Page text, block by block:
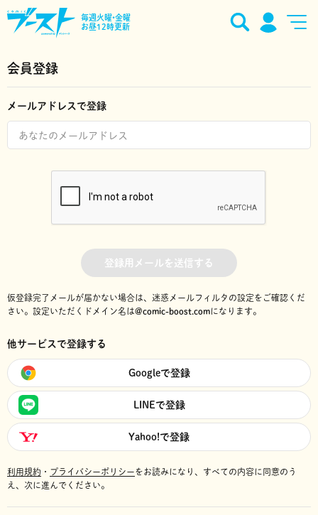
毎週火曜•金曜
お昼12時更新
会員登録
メールアドレスで登録
登録用メールを送信する
仮登録完了メールが届かない場合は、迷惑メールフィルタの設定をご確認くだ
さい。 設定いただくドメイン名は@comic-boost.comになります。
他サービスで登録する
Googleで登録
LINEで登録
Yahoo!で登録
利用規約 ・ プライバシーポリシーをお読みになり、 すべての内容に同意のう
え、次に進んでください。